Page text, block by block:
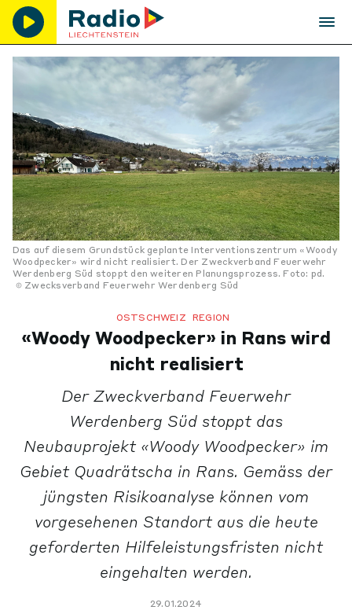
Das auf diesem Grundstück geplante Interventionszentrum «Woody
Woodpecker» wird nicht realisiert. Der Zweckverband Feuerwehr
Werdenberg Süd stoppt den weiteren Planungsprozess. Foto: pd.
Zwecksverband Feuerwehr Werdenberg Süd
OSTSCHWEIZ REGION
«Woody Woodpecker» in Rans wird
nicht realisiert
Der Zweckverband Feuerwehr
Werdenberg Süd stoppt das
Neubauprojekt «Woody Woodpecker» im
Gebiet Quadrätscha in Rans. Gemäss der
jüngsten Risikoanalyse können vom
vorgesehenen Standort aus die heute
geforderten Hilfeleistungsfristen nicht
eingehalten werden.
29.01.2024